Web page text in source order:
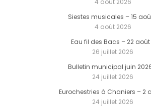
4 août 2026
Siestes musicales – 15
4 août 2026
Eau fil des Bacs – 22 août
26 juillet 2026
Bulletin municipal juin
24 juillet 2026
Eurochestries à Chaniers – 2
24 juillet 2026